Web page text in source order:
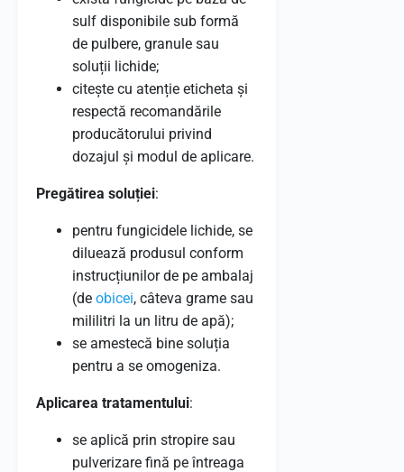
sulf disponibile sub formă
de pulbere, granule sau
soluții lichide;
citește cu atenție eticheta și
respectă recomandările
producătorului privind
dozajul și modul de aplicare.
Pregătirea soluției:
pentru fungicidele lichide, se
diluează produsul conform
instrucțiunilor de pe ambalaj
(de obicei, câteva grame sau
mililitri la un litru de apă);
se amestecă bine soluția
pentru a se omogeniza.
Aplicarea tratamentului:
se aplică prin stropire sau
pulverizare fină pe întreaga